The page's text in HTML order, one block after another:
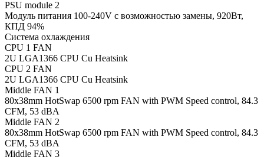
PSU module 2
Модуль питания 100-240V с возможностью замены, 920Вт,
КПД 94%
Система охлаждения
CPU 1 FAN
2U LGA1366 CPU Cu Heatsink
CPU 2 FAN
2U LGA1366 CPU Cu Heatsink
Middle FAN 1
80х38mm HotSwap 6500 rpm FAN with PWM Speed control, 84.3
CFM, 53 dBA
Middle FAN 2
80х38mm HotSwap 6500 rpm FAN with PWM Speed control, 84.3
CFM, 53 dBA
Middle FAN 3